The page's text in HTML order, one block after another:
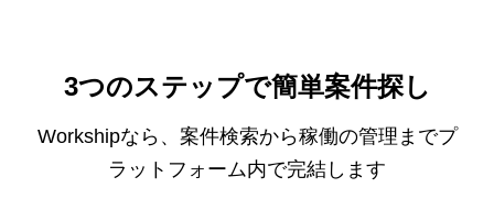
3つのステップで簡単案件探し
Workshipなら、案件検索から稼働の管理までプ
ラットフォーム内で完結します